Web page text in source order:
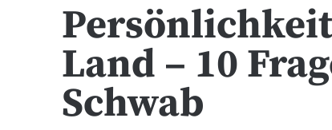
Land – 10
Schwab